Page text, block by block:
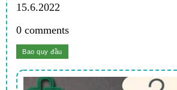
15.6.2022
0 comments